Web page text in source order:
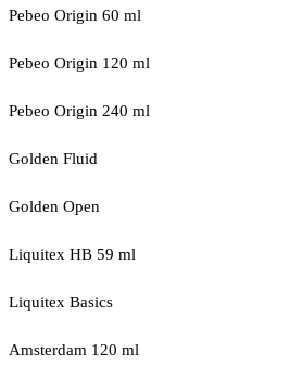
Pebeo Origin 60 ml
Pebeo Origin 120 ml
Pebeo Origin 240 ml
Golden Fluid
Golden Open
Liquitex HB 59 ml
Liquitex Basics
Amsterdam 120 ml